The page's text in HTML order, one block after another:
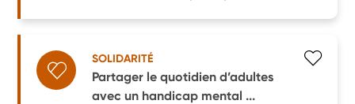
SOLIDARITÉ
Partager le quotidien d’adultes
avec un handicap mental ...